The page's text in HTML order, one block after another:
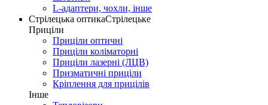
L-адаптери, чохли, інше
Стрілецька оптикаСтрілецьке
Приціли
Приціли оптичні
Приціли коліматорні
Приціли лазерні (ЛЦВ)
Призматичні приціли
Кріплення для прицілів
Інше